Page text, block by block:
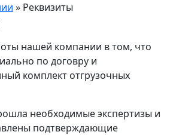
» Реквизиты
нашей компании в том, что
по договру и
комплект отгрузочных
необходимые экспертизы и
подтверждающие